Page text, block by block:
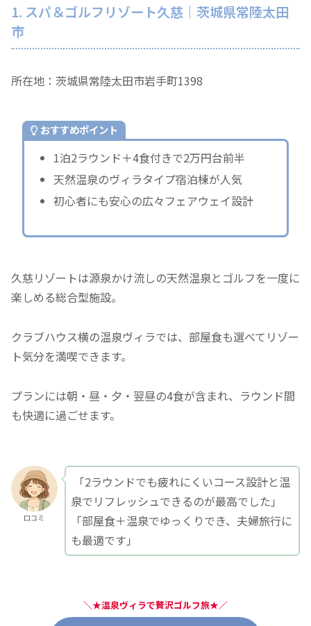
1. スパ＆ゴルフリゾート久慈｜茨城県常陸太田
市
所在地：茨城県常陸太田市岩手町1398
おすすめポイント
1泊2ラウンド＋4食付きで2万円台前半
天然温泉のヴィラタイプ宿泊棟が人気
初心者にも安心の広々フェアウェイ設計
久慈リゾートは源泉かけ流しの天然温泉とゴルフを一度に
楽しめる総合型施設。
クラブハウス横の温泉ヴィラでは、部屋食も選べてリゾー
ト気分を満喫できます。
プランには朝・昼・夕・翌昼の4食が含まれ、ラウンド間
も快適に過ごせます。
口コミ
「2ラウンドでも疲れにくいコース設計と温
泉でリフレッシュできるのが最高でした」
「部屋食＋温泉でゆっくりでき、夫婦旅行に
も最適です」
＼★温泉ヴィラで贅沢ゴルフ旅★／